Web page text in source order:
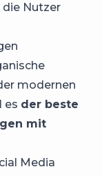
die Nutzer
modernen
es der beste
mit
Media